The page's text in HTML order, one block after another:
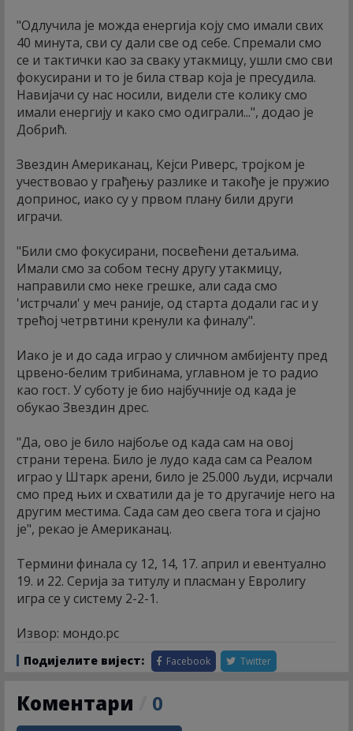
"Одлучила је можда енергија коју смо имали свих
40 минута, сви су дали све од себе. Спремали смо
се и тактички као за сваку утакмицу, ушли смо сви
фокусирани и то је била ствар која је пресудила.
Навијачи су нас носили, видели сте колику смо
имали енергију и како смо одиграли...", додао је
Добрић.
Звездин Американац, Кејси Риверс, тројком је
учествовао у грађењу разлике и такође је пружио
допринос, иако су у првом плану били други
играчи.
"Били смо фокусирани, посвећени детаљима.
Имали смо за собом тесну другу утакмицу,
направили смо неке грешке, али сада смо
'истрчали' у меч раније, од старта додали гас и у
трећој четрвтини кренули ка финалу".
Иако је и до сада играо у сличном амбијенту пред
црвено-белим трибинама, углавном је то радио
као гост. У суботу је био најбучније од када је
обукао Звездин дрес.
"Да, ово је било најбоље од када сам на овој
страни терена. Било је лудо када сам са Реалом
играо у Штарк арени, било је 25.000 људи, исрчали
смо пред њих и схватили да је то другачије него на
другим местима. Сада сам део свега тога и сјајно
је", рекао је Американац.
Термини финала су 12, 14, 17. април и евентуално
19. и 22. Серија за титулу и пласман у Евролигу
игра се у систему 2-2-1.
Извор: мондо.рс
Подијелите вијест: Facebook Twitter
Коментари 0